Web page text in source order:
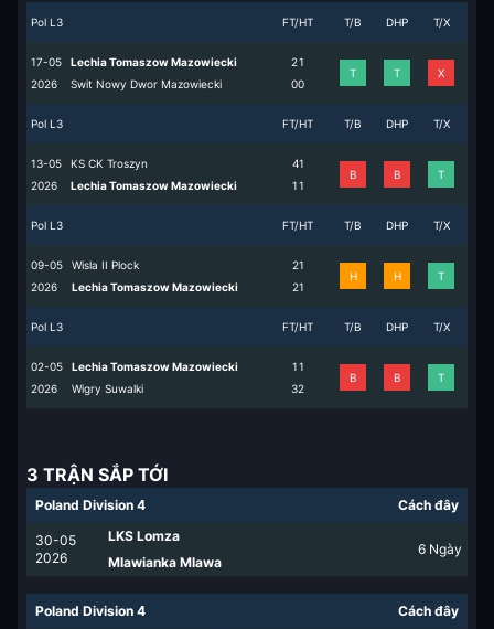
Pol L3 FT/HT T/B DHP T/X
17-05
2026
Lechia Tomaszow Mazowiecki
Swit Nowy Dwor Mazowiecki
2
0
1
0
T T X
Pol L3 FT/HT T/B DHP T/X
13-05
2026
KS CK Troszyn
Lechia Tomaszow Mazowiecki
4
1
1
1
B B T
Pol L3 FT/HT T/B DHP T/X
09-05
2026
Wisla II Plock
Lechia Tomaszow Mazowiecki
2
2
1
1
H H T
Pol L3 FT/HT T/B DHP T/X
02-05
2026
Lechia Tomaszow Mazowiecki
Wigry Suwalki
1
3
1
2
B B T
3 TRẬN SẮP TỚI
Poland Division 4 Cách đây
30-05
2026
LKS Lomza
Mlawianka Mlawa
6 Ngày
Poland Division 4 Cách đây